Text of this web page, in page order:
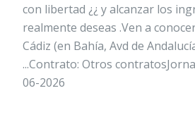
con libertad ¿¿ y alcanzar los
realmente deseas .Ven a
Cádiz (en Bahía, Avd de
...Contrato: Otros
06-2026